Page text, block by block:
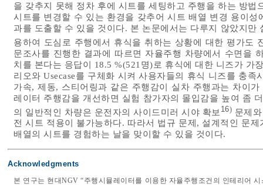
을 갖추지 못해 정차 후에 시트를 세팅하고 주행을 하는 방
시트를 변경할 수 있는 환경을 갖추어 시트 배열 변경 용이
과를 도출할 수 있을 것이다. 본 논문에서는 다루지 않았지
용하여 도심로 주행에서 휴식을 취하는 상황에 대한 평가도
문조사를 진행한 결과에 따르면 자율주행 차량에서 수면을
치를 본다는 응답이 18.5 %(521명)로 휴식에 대한 니즈가 가
리오와 Usecase를 구체화 시켜 사용자들의 휴식 니즈를 충
가속, 제동, 스티어링과 같은 주행감이 실차 주행과는 차이
레이터 주행감을 개선하면 실험 참가자의 몰입감을 높여 좀
의 일반적인 차량은 운전자의 사이드미러 시야 확보 16) 문제
전 시트 적용이 불가능하다. 따라서 법규 문제, 설계적인 문
배열의 시트를 경험하는 날을 맞이할 수 있을 것이다.
Acknowledgments
본 연구는 현대NGV “주행시뮬레이터를 이용한 자율주행조건의 인테리어